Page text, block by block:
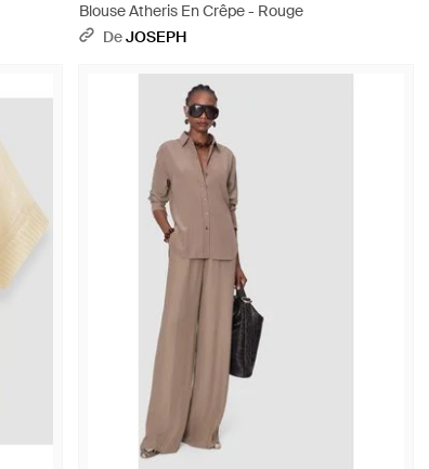
Blouse Atheris En Crêpe - Rouge
DeJOSEPH